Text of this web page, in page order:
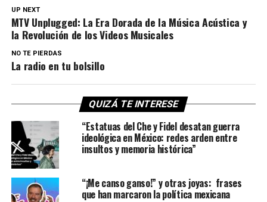
UP NEXT
MTV Unplugged: La Era Dorada de la Música Acústica y
la Revolución de los Videos Musicales
NO TE PIERDAS
La radio en tu bolsillo
QUIZÁ TE INTERESE
“Estatuas del Che y Fidel desatan guerra
ideológica en México: redes arden entre
insultos y memoria histórica”
“¡Me canso ganso!” y otras joyas: frases
que han marcaron la política mexicana